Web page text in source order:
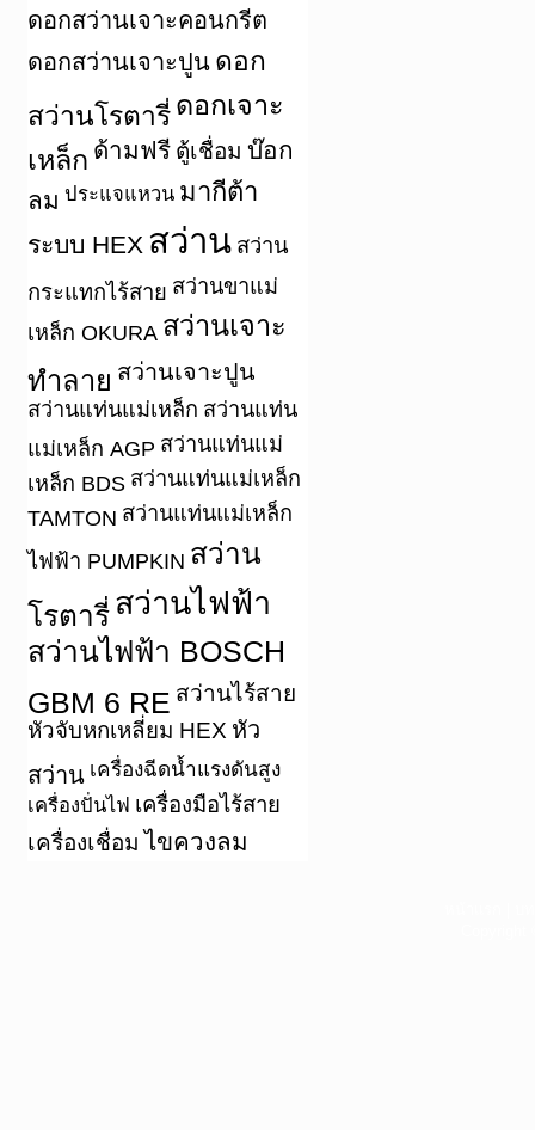
ดอกสว่านเจาะคอนกรีต
ดอกสว่านเจาะปูน ดอก
สว่านโรตารี่ ดอกเจาะ
เหล็ก ด้ามฟรี ตู้เชื่อม บ๊อก
ลม ประแจแหวน มากีต้า
ระบบ HEX สว่าน สว่าน
กระแทกไร้สาย สว่านขาแม่
เหล็ก OKURA สว่านเจาะ
ทำลาย สว่านเจาะปูน
สว่านแท่นแม่เหล็ก สว่านแท่น
แม่เหล็ก AGP สว่านแท่นแม่
เหล็ก BDS สว่านแท่นแม่เหล็ก
TAMTON สว่านแท่นแม่เหล็ก
ไฟฟ้า PUMPKIN สว่าน
โรตารี่ สว่านไฟฟ้า
สว่านไฟฟ้า BOSCH
GBM 6 RE สว่านไร้สาย
หัวจับหกเหลี่ยม HEX หัว
สว่าน เครื่องฉีดน้ำแรงดันสูง
เครื่องปั่นไฟ เครื่องมือไร้สาย
เครื่องเชื่อม ไขควงลม